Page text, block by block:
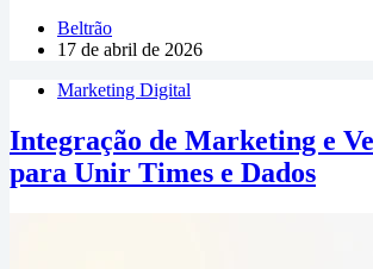
Beltrão
17 de abril de 2026
Marketing Digital
Integração de Marketing e
para Unir Times e Dados